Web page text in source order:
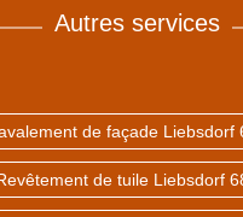
Autres services
de façade Liebsdorf
de tuile Liebsdorf